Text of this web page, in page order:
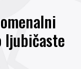
ljubičaste